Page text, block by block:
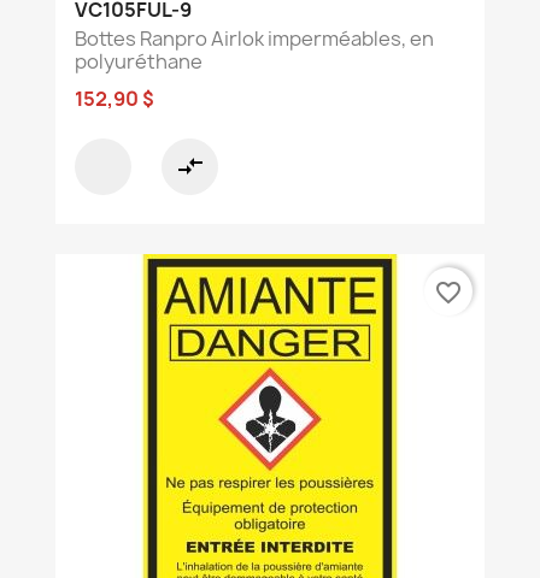
VC105FUL-9
Bottes Ranpro Airlok imperméables, en
polyuréthane
152,90 $
compare_arrows
favorite_border